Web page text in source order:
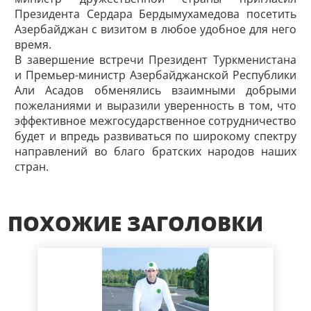
Президента Сердара Бердымухамедова посетить
Азербайджан с визитом в любое удобное для него
время.
В завершение встречи Президент Туркменистана
и Премьер-министр Азербайджанской Республики
Али Асадов обменялись взаимными доб­рыми
пожеланиями и выразили уверенность в том, что
эффективное межгосударственное сотрудничество
будет и впредь развиваться по широкому спектру
направлений во благо братских народов наших
стран.
ПОХОЖИЕ ЗАГОЛОВКИ